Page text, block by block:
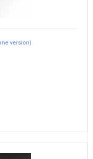
version)